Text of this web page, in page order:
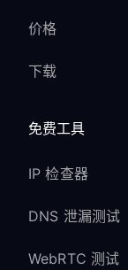
价格
下载
免费工具
IP 检查器
DNS 泄漏测试
WebRTC 测试